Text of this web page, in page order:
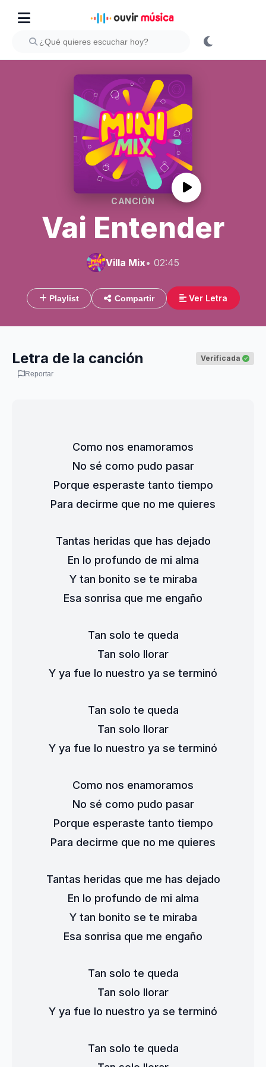
CANCIÓN
Vai Entender
Villa Mix• 02:45
Playlist Compartir Ver Letra
Letra de la canción Verificada
Reportar
Como nos enamoramos
No sé como pudo pasar
Porque esperaste tanto tiempo
Para decirme que no me quieres
Tantas heridas que has dejado
En lo profundo de mi alma
Y tan bonito se te miraba
Esa sonrisa que me engaño
Tan solo te queda
Tan solo llorar
Y ya fue lo nuestro ya se terminó
Tan solo te queda
Tan solo llorar
Y ya fue lo nuestro ya se terminó
Como nos enamoramos
No sé como pudo pasar
Porque esperaste tanto tiempo
Para decirme que no me quieres
Tantas heridas que me has dejado
En lo profundo de mi alma
Y tan bonito se te miraba
Esa sonrisa que me engaño
Tan solo te queda
Tan solo llorar
Y ya fue lo nuestro ya se terminó
Tan solo te queda